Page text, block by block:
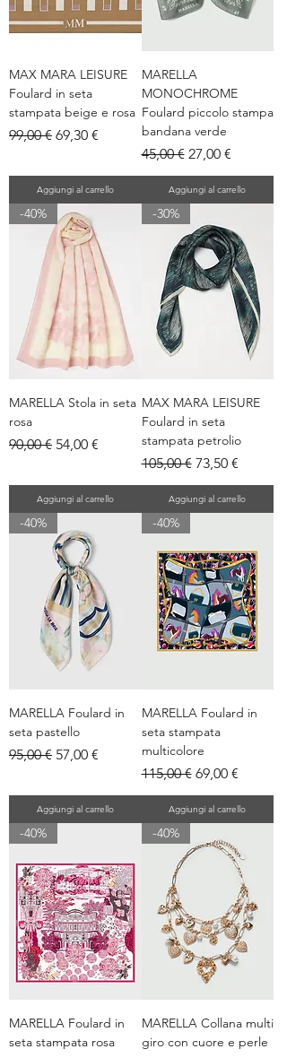
MAX MARA LEISURE
Foulard in seta
stampata beige e rosa
Prezzo regolare
99,00 € Prezzo scontato
69,30 €
Aggiungi al carrello
MARELLA
MONOCHROME
Foulard piccolo stampa
bandana verde
Prezzo regolare
45,00 € Prezzo scontato
27,00 €
Aggiungi al carrello
-40%
MARELLA Stola in seta
rosa
Prezzo regolare
90,00 € Prezzo scontato
54,00 €
Aggiungi al carrello
-30%
MAX MARA LEISURE
Foulard in seta
stampata petrolio
Prezzo regolare
105,00 € Prezzo scontato
73,50 €
Aggiungi al carrello
-40%
MARELLA Foulard in
seta pastello
Prezzo regolare
95,00 € Prezzo scontato
57,00 €
Aggiungi al carrello
-40%
MARELLA Foulard in
seta stampata
multicolore
Prezzo regolare
115,00 € Prezzo scontato
69,00 €
Aggiungi al carrello
-40%
MARELLA Foulard in
seta stampata rosa
-40%
MARELLA Collana multi
giro con cuore e perle